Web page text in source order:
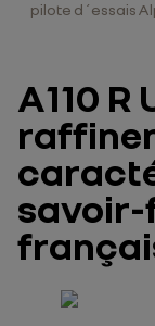
pilote d´essais
A110 R
savoir-